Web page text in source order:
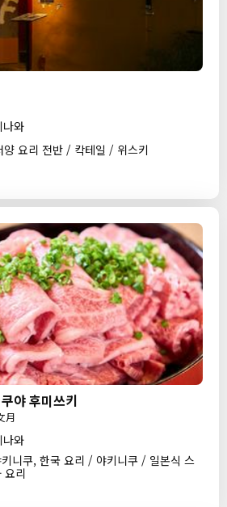
나와
요리 전반 / 칵테일 / 위스키
야 후미쓰키
月
나와
니쿠, 한국 요리 / 야키니쿠 / 일본식 스
요리